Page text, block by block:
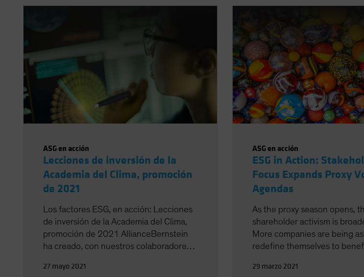
ASG en acción
Lecciones de inversión de la
Academia del Clima, promoción
de 2021
Los factores ESG, en acción: Lecciones
de inversión de la Academia del Clima,
promoción de 2021 AllianceBernstein
ha creado, con nuestros colaboradores
Columbia, la Academia de Cambio
27 mayo 2021
ASG en acción
ESG in Action:
Focus Expands Proxy
Agendas
As the proxy season opens,
shareholder activism is
More companies are being
redefine themselves to
enhance shareholder value
29 marzo 2021